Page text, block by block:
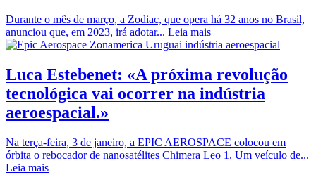
Durante o mês de março, a Zodiac, que opera há 32 anos no Brasil,
anunciou que, em 2023, irá adotar... Leia mais
Luca Estebenet: «A próxima revolução
tecnológica vai ocorrer na indústria
aeroespacial.»
Na terça-feira, 3 de janeiro, a EPIC AEROSPACE colocou em
órbita o rebocador de nanosatélites Chimera Leo 1. Um veículo de...
Leia mais